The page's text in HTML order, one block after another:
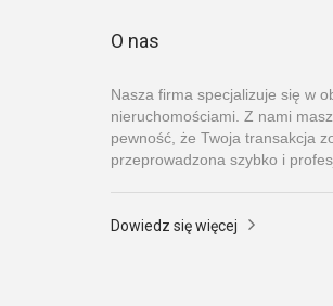
O nas
Nasza firma specjalizuje się w
nieruchomościami. Z nami masz
pewność, że Twoja transakcja
przeprowadzona szybko i
Dowiedz się więcej